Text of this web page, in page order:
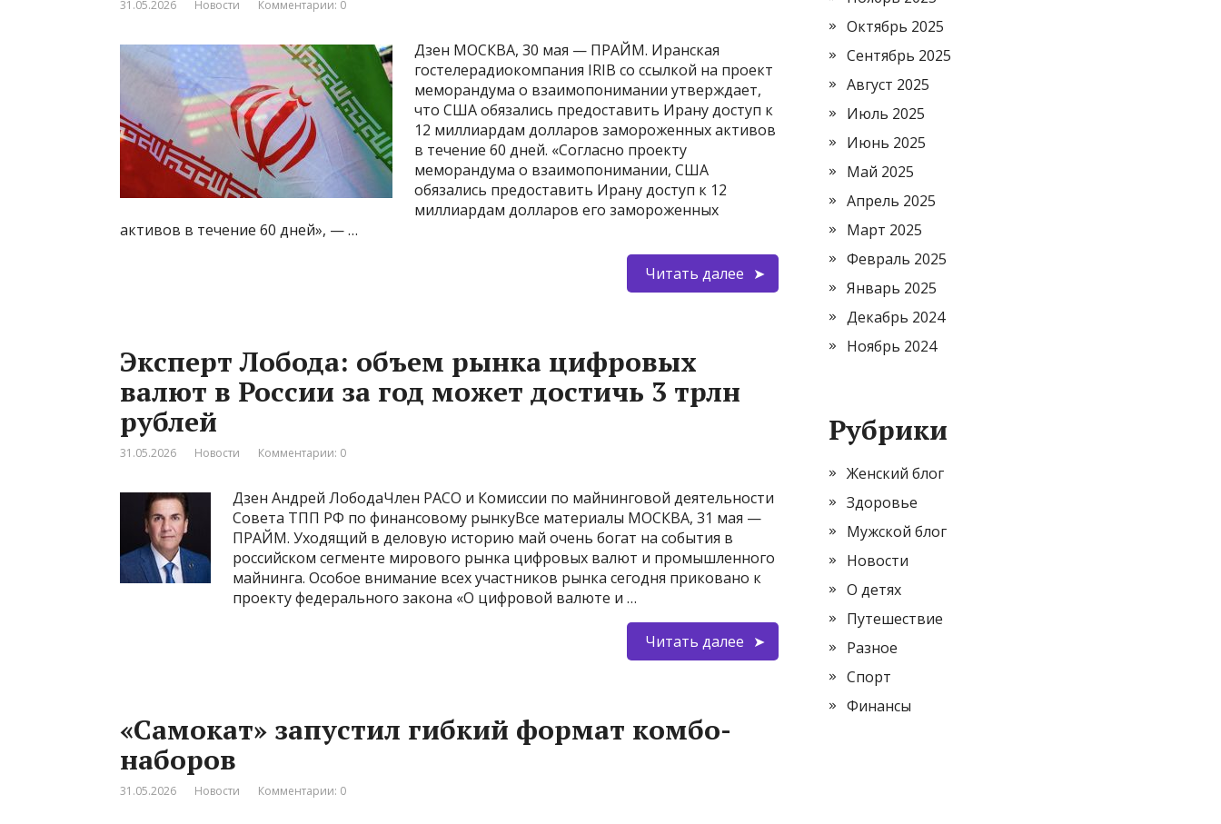
31.05.2026 Новости Комментарии: 0
Дзен МОСКВА, 30 мая — ПРАЙМ. Иранская
гостелерадиокомпания IRIB со ссылкой на проект
меморандума о взаимопонимании утверждает,
что США обязались предоставить Ирану доступ к
12 миллиардам долларов замороженных активов
в течение 60 дней. «Согласно проекту
меморандума о взаимопонимании, США
обязались предоставить Ирану доступ к 12
миллиардам долларов его замороженных
активов в течение 60 дней», — …
Читать далее
Эксперт Лобода: объем рынка цифровых
валют в России за год может достичь 3 трлн
рублей
31.05.2026 Новости Комментарии: 0
Дзен Андрей ЛободаЧлен РАСО и Комиссии по майнинговой деятельности
Совета ТПП РФ по финансовому рынкуВсе материалы МОСКВА, 31 мая —
ПРАЙМ. Уходящий в деловую историю май очень богат на события в
российском сегменте мирового рынка цифровых валют и промышленного
майнинга. Особое внимание всех участников рынка сегодня приковано к
проекту федерального закона «О цифровой валюте и …
Читать далее
«Самокат» запустил гибкий формат комбо-
наборов
31.05.2026 Новости Комментарии: 0
Октябрь 2025
Сентябрь 2025
Август 2025
Июль 2025
Июнь 2025
Май 2025
Апрель 2025
Март 2025
Февраль 2025
Январь 2025
Декабрь 2024
Ноябрь 2024
Рубрики
Женский блог
Здоровье
Мужской блог
Новости
О детях
Путешествие
Разное
Спорт
Финансы